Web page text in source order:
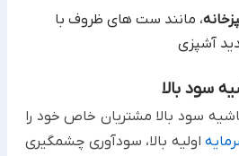
، مانند ست های ظروف با
آشپزی
سود بالا
سود بالا مشتریان خاص خود را
اولیه بالا، سودآوری چشمگیری